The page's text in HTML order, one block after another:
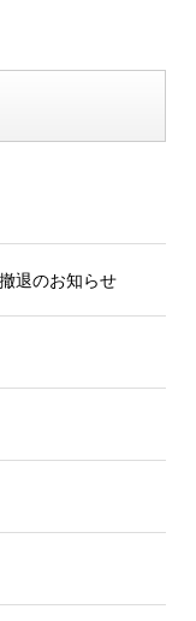
退のお知らせ